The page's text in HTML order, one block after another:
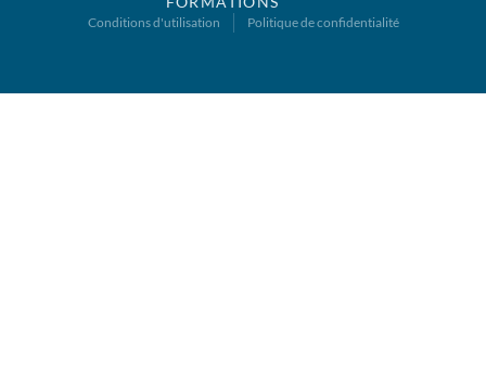
Conditions d'utilisation Politique de confidentialité